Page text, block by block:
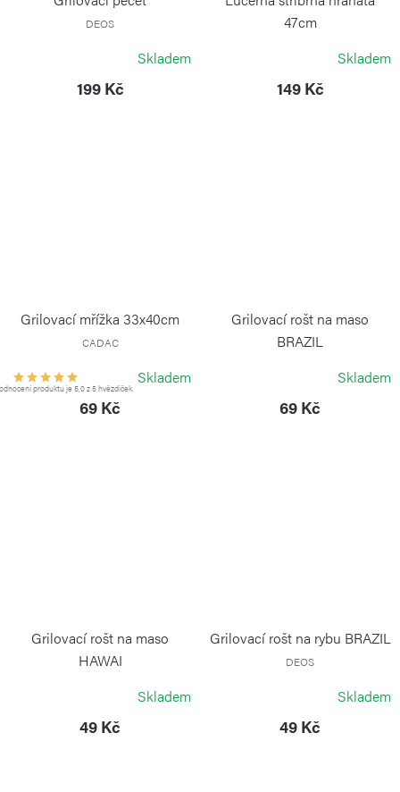
DEOS
Skladem
199 Kč
47cm
Skladem
149 Kč
Grilovací mřížka 33x40cm
CADAC
produktu je 5,0 z 5 hvězdiček.
Skladem
69 Kč
Grilovací rošt na maso
BRAZIL
Skladem
69 Kč
Grilovací rošt na maso
HAWAI
Skladem
49 Kč
Grilovací rošt na rybu BRAZIL
DEOS
Skladem
49 Kč